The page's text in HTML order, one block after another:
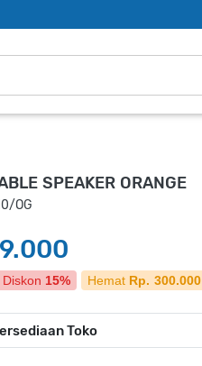
SPEAKER ORANGE
OG
Diskon 15% Hemat Rp. 300.000
Toko